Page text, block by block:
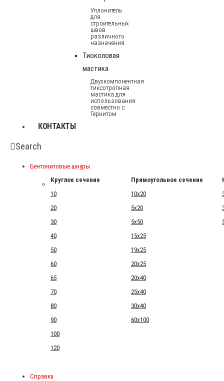
Уплонитель
для
строительных
швов
различного
назначения
Тиоколовая
мастика
Двухкомпонентная
тиксотропная
мастика для
использования
совместно с
Гернитом
КОНТАКТЫ
Search
Бентонитовые шнуры
Круглое сечение
Прямоугольное сечение
10
10x20
20
5x20
30
5x50
40
15x25
50
19x25
60
20x25
65
20x40
70
25x40
80
30x40
90
60x100
100
120
Справка